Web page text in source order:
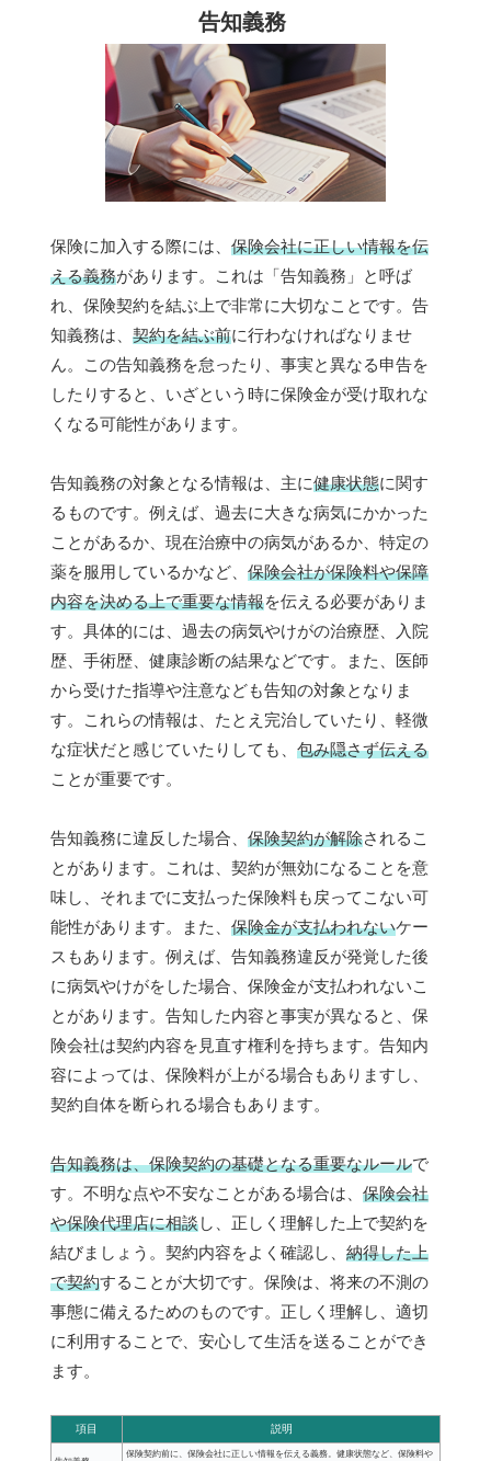
告知義務
保険に加入する際には、 保険会社に正しい情報を伝
える義務があります。これは「告知義務」と呼ば
れ、保険契約を結ぶ上で非常に大切なことです。告
知義務は、 契約を結ぶ前に行わなければなりませ
ん。この告知義務を怠ったり、事実と異なる申告を
したりすると、いざという時に保険金が受け取れな
くなる可能性があります。
告知義務の対象となる情報は、主に健康状態に関す
るものです。例えば、過去に大きな病気にかかった
ことがあるか、現在治療中の病気があるか、特定の
薬を服用しているかなど、 保険会社が保険料や保障
内容を決める上で重要な情報を伝える必要がありま
す。具体的には、過去の病気やけがの治療歴、入院
歴、手術歴、健康診断の結果などです。また、医師
から受けた指導や注意なども告知の対象となりま
す。これらの情報は、たとえ完治していたり、軽微
な症状だと感じていたりしても、 包み隠さず伝える
ことが重要です。
告知義務に違反した場合、 保険契約が解除されるこ
とがあります。これは、契約が無効になることを意
味し、それまでに支払った保険料も戻ってこない可
能性があります。また、 保険金が支払われないケー
スもあります。例えば、告知義務違反が発覚した後
に病気やけがをした場合、保険金が支払われないこ
とがあります。告知した内容と事実が異なると、保
険会社は契約内容を見直す権利を持ちます。告知内
容によっては、保険料が上がる場合もありますし、
契約自体を断られる場合もあります。
告知義務は、保険契約の基礎となる重要なルールで
す。不明な点や不安なことがある場合は、 保険会社
や保険代理店に相談し、正しく理解した上で契約を
結びましょう。契約内容をよく確認し、 納得した上
で契約することが大切です。保険は、将来の不測の
事態に備えるためのものです。正しく理解し、適切
に利用することで、安心して生活を送ることができ
ます。
項目 説明
保険契約前に、保険会社に正しい情報を伝える義務。健康状態など、保険料や